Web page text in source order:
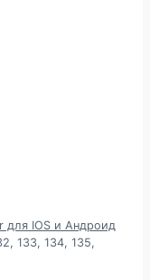
для IOS и Андроид
133, 134, 135,